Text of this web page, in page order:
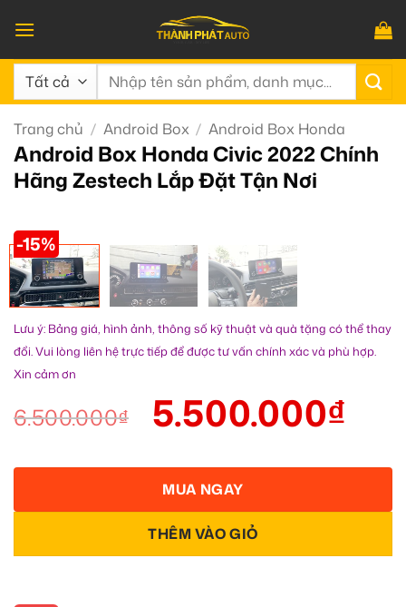
qua
nội
dung
Tìm
Trang chủ / Android Box / Android Box Honda
Android Box Honda Civic 2022 Chính
Hãng Zestech Lắp Đặt Tận Nơi
-15%
Lưu ý: Bảng giá, hình ảnh, thông số kỹ thuật và quà tặng có thể thay
đổi. Vui lòng liên hệ trực tiếp để được tư vấn chính xác và phù hợp.
Xin cảm ơn
6.500.000₫ 5.500.000₫
THÊM VÀO GIỎ
MUA NGAY